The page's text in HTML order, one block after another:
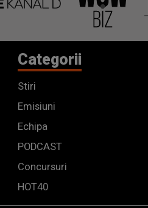
Categorii
Stiri
Emisiuni
Echipa
PODCAST
Concursuri
HOT40